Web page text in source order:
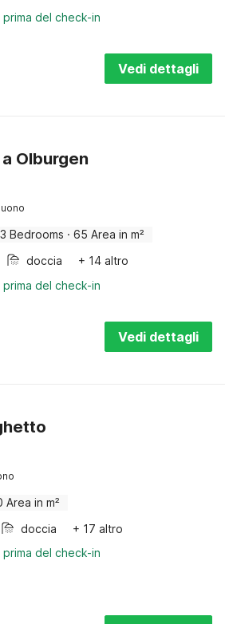
del check-in
Vedi dettagli
Olburgen
3 Bedrooms · 65 Area in m²
doccia
+ 14 altro
del check-in
Vedi dettagli
Area in m²
doccia
+ 17 altro
del check-in